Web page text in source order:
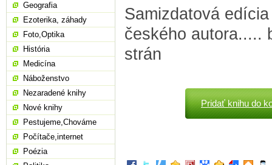
Samizdatová
českého autora.....
strán
Pridať knihu do
Geografia
Ezoterika, záhady
Foto,Optika
História
Medicína
Náboženstvo
Nezaradené knihy
Nové knihy
Pestujeme,Chováme
Počítače,internet
Poézia